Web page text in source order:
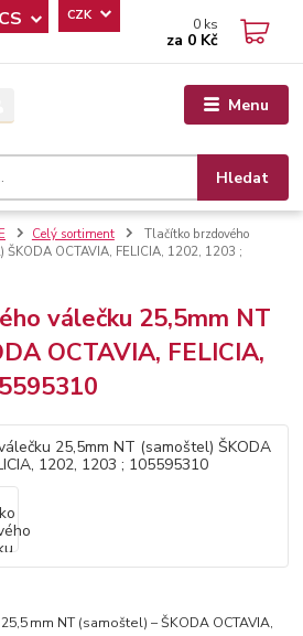
Menu
CS CZK
Hledat
0 ks
za 0 Kč
Celý sortiment
Tlačítko brzdového
OCTAVIA, FELICIA, 1202, 1203 ;
válečku 25,5mm NT
OCTAVIA, FELICIA,
mm NT (samoštel) – ŠKODA OCTAVIA,